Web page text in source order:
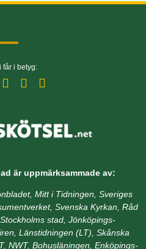
får i betyg:
äruppmärksammade av:
Mitt i Tidningen, Sveriges
Svenska Kyrkan, Råd
stad, Jönköpings-
Länstidningen (LT), Skånska
NWT, Bohusläningen, Enköpings-